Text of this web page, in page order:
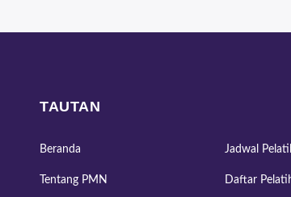
TAUTAN
Beranda
Tentang PMN
Jadwal
Daftar